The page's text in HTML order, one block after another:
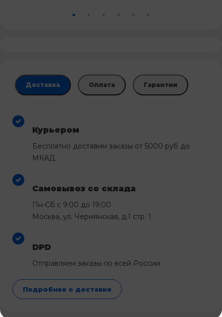
Доставка Оплата Гарантии
Курьером
Бесплатно доставим заказы от 5000 руб до
МКАД
Самовывоз со склада
Пн-Сб с 9:00 до 19:00
Москва, ул. Чермянская, д.1 стр. 1
DPD
Отправляем заказы по всей России
Подробнее о доставке